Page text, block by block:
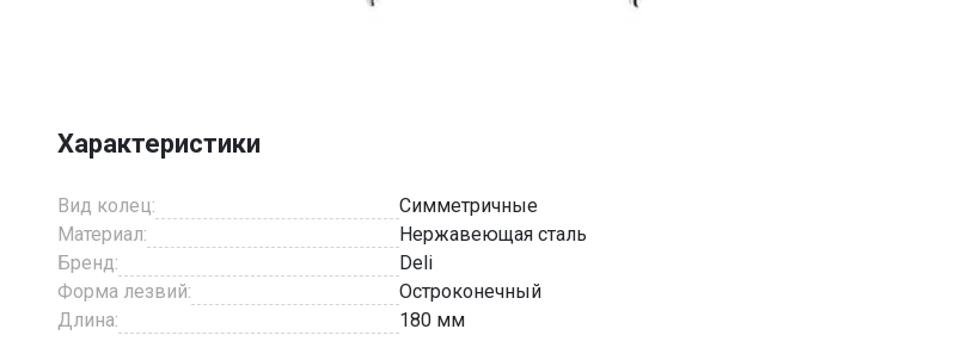
1
Характеристики
Вид колец:
Симметричные
Материал:
Нержавеющая сталь
Бренд:
Deli
Форма лезвий:
Остроконечный
Длина:
180 мм